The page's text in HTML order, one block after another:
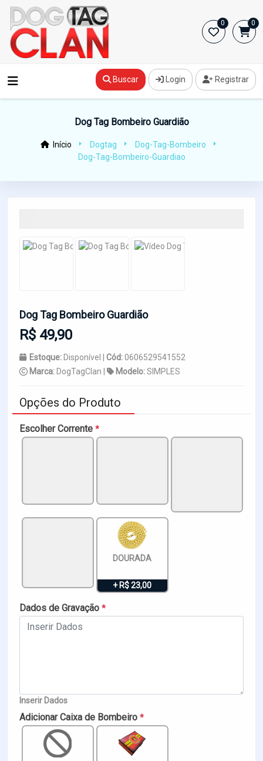
0 0
Buscar Login Registrar
Dog Tag Bombeiro Guardião
Início Dogtag
Dog-Tag-Bombeiro
Dog-Tag-Bombeiro-Guardiao
Dog Tag Bombeiro Guardião
R$ 49,90
Estoque: Disponível | Cód:0606529541552
Marca: DogTagClan | Modelo:SIMPLES
Opções do Produto
Escolher Corrente *
DOURADA
+ R$ 23,00
Dados de Gravação *
Inserir Dados
Adicionar Caixa de Bombeiro *